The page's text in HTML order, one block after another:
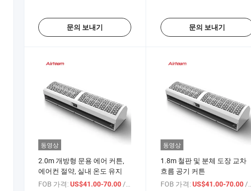
문의 보내기 문의 보내기
동영상
2.0m 개방형 문용 에어 커튼,
에어컨 절약, 실내 온도 유지
FOB 가격:US$41.00-70.00 / 상품
동영상
1.8m 철판 및 분체 도장 교차
흐름 공기 커튼
FOB 가격: US$41.00-70.00 / 상품